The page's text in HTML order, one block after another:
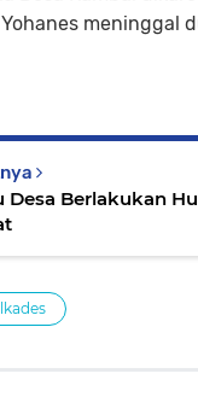
meninggal
Desa Berlakukan